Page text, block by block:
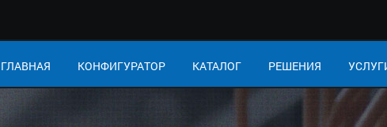
ГЛАВНАЯ КОНФИГУРАТОР КАТАЛОГ РЕШЕНИЯ